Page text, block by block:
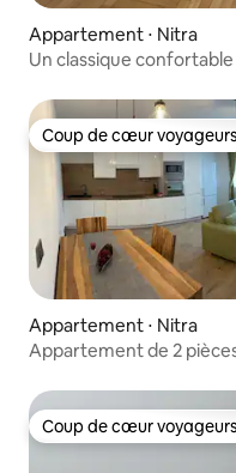
Appartement ⋅ Nitra
Un classique
Coup de cœur voyageurs
Coup de cœur voyageurs
Appartement ⋅ Nitra
Appartement de 2
Coup de cœur
Coup de cœur voyageurs